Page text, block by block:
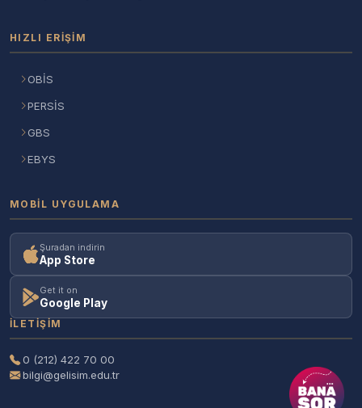
HIZLI ERIŞIM
OBİS
PERSİS
GBS
EBYS
MOBIL UYGULAMA
Şuradan indirin
App Store
Get it on
Google Play
İLETIŞIM
0 (212) 422 70 00
bilgi@gelisim.edu.tr